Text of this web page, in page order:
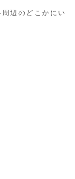
辺のどこかにい